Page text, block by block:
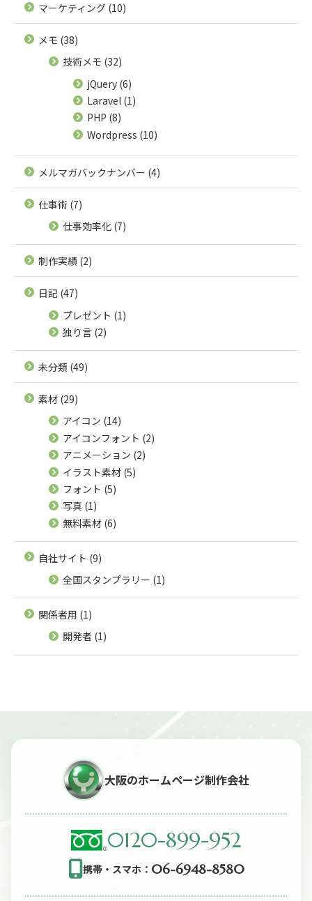
マーケティング (10)
メモ (38)
技術メモ (32)
jQuery (6)
Laravel (1)
PHP (8)
Wordpress (10)
メルマガバックナンバー (4)
仕事術 (7)
仕事効率化 (7)
制作実績 (2)
日記 (47)
プレゼント (1)
独り言 (2)
未分類 (49)
素材 (29)
アイコン (14)
アイコンフォント (2)
アニメーション (2)
イラスト素材 (5)
フォント (5)
写真 (1)
無料素材 (6)
自社サイト (9)
全国スタンプラリー (1)
関係者用 (1)
開発者 (1)
大阪のホームページ制作会社
0120-899-952
携帯・スマホ： 06-6948-8580